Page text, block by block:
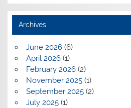
Archives
June 2026(6)
April 2026(1)
February 2026(2)
November 2025(1)
September 2025(2)
July 2025(1)